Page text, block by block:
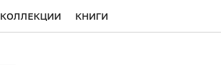
КОЛЛЕКЦИИ КНИГИ